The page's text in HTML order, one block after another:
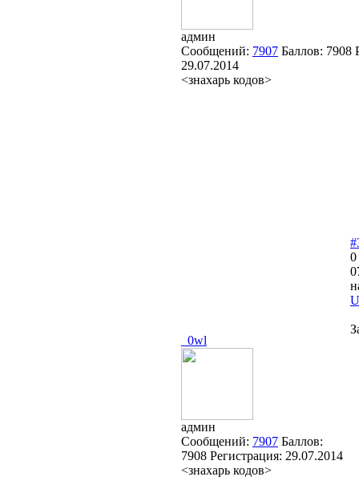
админ
Сообщений: 7907 Баллов: 7908
29.07.2014
<знахарь кодов>
_0wl
админ
Сообщений: 7907 Баллов:
7908 Регистрация: 29.07.2014
<знахарь кодов>
0